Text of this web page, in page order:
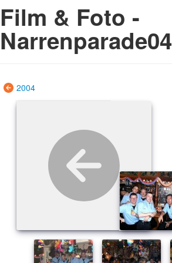
Film & Foto -
Narrenparade04
2004